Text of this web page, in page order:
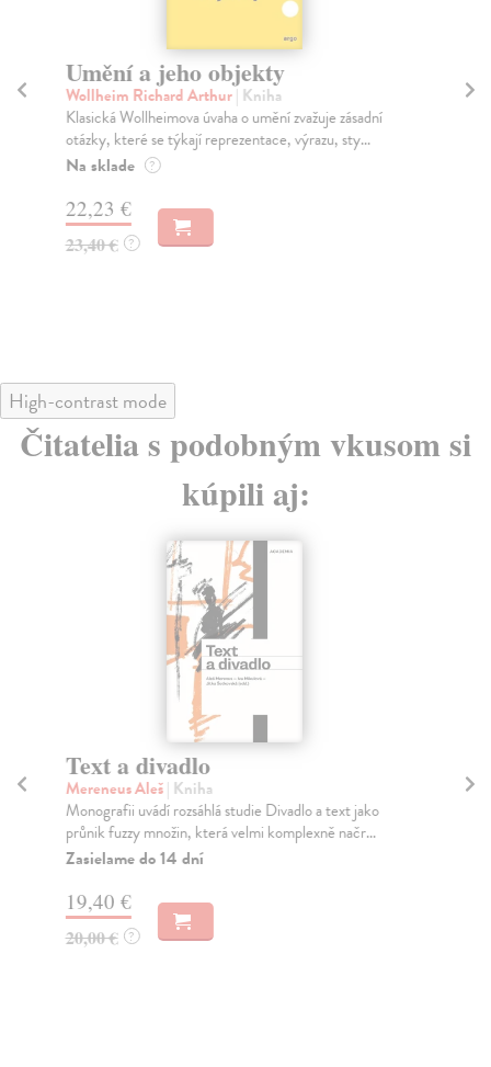
Umění a jeho objekty
Wollheim Richard Arthur| Kniha
Klasická Wollheimova úvaha o umění zvažuje zásadní
otázky, které se týkají reprezentace, výrazu, sty...
Na sklade ?
22,23 €
23,40 € ?
a
High-contrast mode
Čitatelia s podobným vkusom si
kúpili aj:
Text a divadlo
Mereneus Aleš| Kniha
Monografii uvádí rozsáhlá studie Divadlo a text jako
průnik fuzzy množin, která velmi komplexně načr...
Zasielame do 14 dní
19,40 €
20,00 € ?